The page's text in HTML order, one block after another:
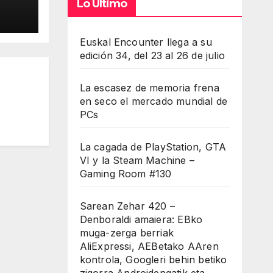
Lo Último
Euskal Encounter llega a su
edición 34, del 23 al 26 de julio
La escasez de memoria frena
en seco el mercado mundial de
PCs
La cagada de PlayStation, GTA
VI y la Steam Machine –
Gaming Room #130
Sarean Zehar 420 –
Denboraldi amaiera: EBko
muga-zerga berriak
AliExpressi, AEBetako AAren
kontrola, Googleri behin betiko